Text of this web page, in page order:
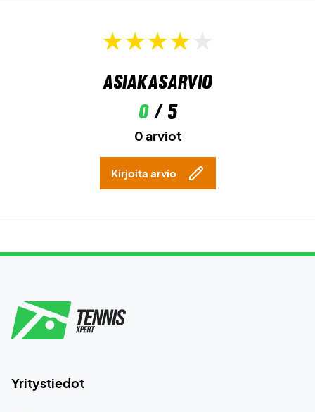
Asiakasarvio
0/ 5
0 arviot
Kirjoita arvio
Yritystiedot